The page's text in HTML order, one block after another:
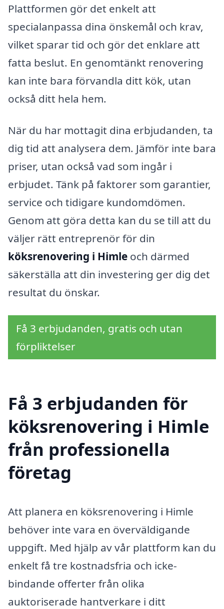
Plattformen gör det enkelt att
specialanpassa dina önskemål och krav,
vilket sparar tid och gör det enklare att
fatta beslut. En genomtänkt renovering
kan inte bara förvandla ditt kök, utan
också ditt hela hem.
När du har mottagit dina erbjudanden, ta
dig tid att analysera dem. Jämför inte bara
priser, utan också vad som ingår i
erbjudet. Tänk på faktorer som garantier,
service och tidigare kundomdömen.
Genom att göra detta kan du se till att du
väljer rätt entreprenör för din
köksrenovering i Himle och därmed
säkerställa att din investering ger dig det
resultat du önskar.
Få 3 erbjudanden, gratis och utan
förpliktelser
Få 3 erbjudanden för
köksrenovering i Himle
från professionella
företag
Att planera en köksrenovering i Himle
behöver inte vara en överväldigande
uppgift. Med hjälp av vår plattform kan du
enkelt få tre kostnadsfria och icke-
bindande offerter från olika
auktoriserade hantverkare i ditt